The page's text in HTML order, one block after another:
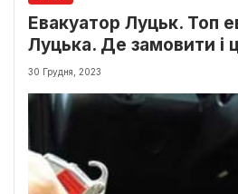
Евакуатор Луцьк. Топ
Луцька. Де замовити і
30 Грудня, 2023